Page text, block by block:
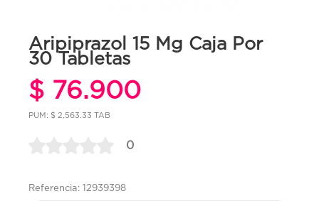
Aripiprazol 15 Mg Caja Por
30 Tabletas
$ 76.900
PUM: $ 2,563.33 TAB
0
Referencia: 12939398